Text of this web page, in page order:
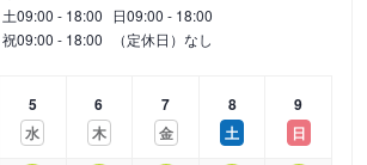
土09:00 - 18:00 日09:00 - 18:00
祝09:00 - 18:00 （定休日）なし
5
水
6
木
7
金
8
土
9
日